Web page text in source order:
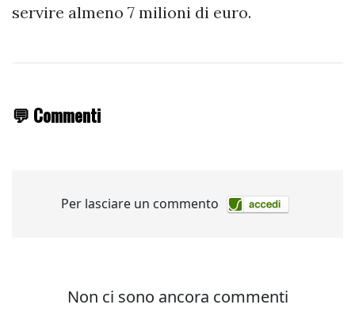
servire almeno 7 milioni di euro.
💬 Commenti